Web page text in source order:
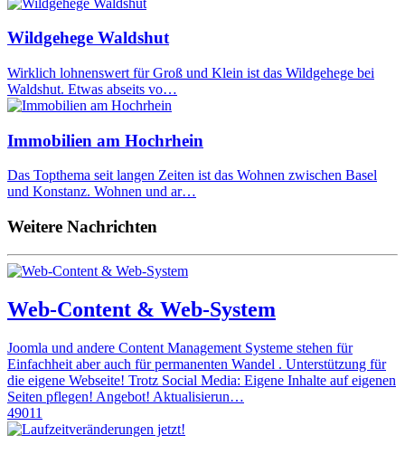
Wildgehege Waldshut
Wirklich lohnenswert für Groß und Klein ist das Wildgehege bei
Waldshut. Etwas abseits vo…
Immobilien am Hochrhein
Das Topthema seit langen Zeiten ist das Wohnen zwischen Basel
und Konstanz. Wohnen und ar…
Weitere Nachrichten
Web-Content & Web-System
Joomla und andere Content Management Systeme stehen für
Einfachheit aber auch für permanenten Wandel . Unterstützung für
die eigene Webseite! Trotz Social Media: Eigene Inhalte auf eigenen
Seiten pflegen! Angebot! Aktualisierun…
49011